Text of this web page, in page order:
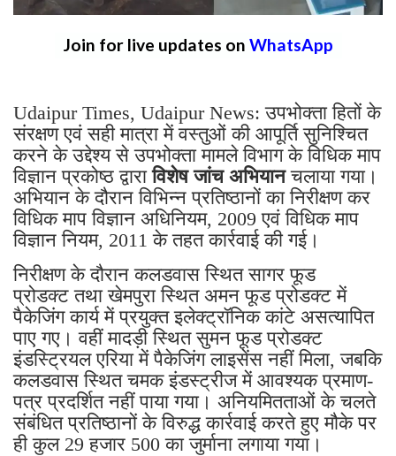
Join for live updates on WhatsApp
Udaipur Times, Udaipur News: उपभोक्ता हितों के
संरक्षण एवं सही मात्रा में वस्तुओं की आपूर्ति सुनिश्चित
करने के उद्देश्य से उपभोक्ता मामले विभाग के विधिक माप
विज्ञान प्रकोष्ठ द्वाराविशेष जांच अभियानचलाया गया।
अभियान के दौरान विभिन्न प्रतिष्ठानों का निरीक्षण कर
विधिक माप विज्ञान अधिनियम, 2009 एवं विधिक माप
विज्ञान नियम, 2011 के तहत कार्रवाई की गई।
निरीक्षण के दौरान कलडवास स्थित सागर फूड
प्रोडक्ट तथा खेमपुरा स्थित अमन फूड प्रोडक्ट में
पैकेजिंग कार्य में प्रयुक्त इलेक्ट्रॉनिक कांटे असत्यापित
पाए गए। वहीं मादड़ी स्थित सुमन फूड प्रोडक्ट
इंडस्ट्रियल एरिया में पैकेजिंग लाइसेंस नहीं मिला, जबकि
कलडवास स्थित चमक इंडस्ट्रीज में आवश्यक प्रमाण-
पत्र प्रदर्शित नहीं पाया गया। अनियमितताओं के चलते
संबंधित प्रतिष्ठानों के विरुद्ध कार्रवाई करते हुए मौके पर
ही कुल 29 हजार 500 का जुर्माना लगाया गया।